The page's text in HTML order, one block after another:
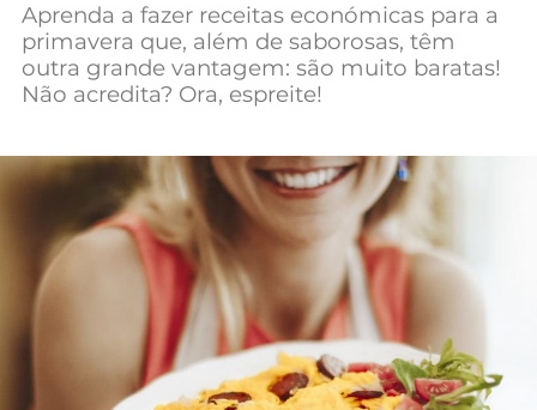
Negócios
Mundial 2026
Aprenda a fazer receitas económicas para a
primavera que, além de saborosas, têm
outra grande vantagem: são muito baratas!
Não acredita? Ora, espreite!